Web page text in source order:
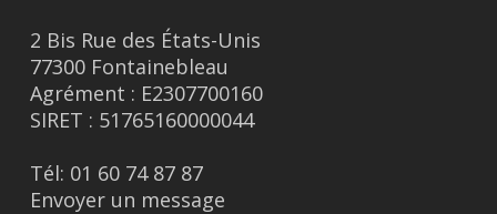
2 Bis Rue des États-Unis
77300 Fontainebleau
Agrément : E2307700160
SIRET : 51765160000044
Tél: 01 60 74 87 87
Envoyer un message